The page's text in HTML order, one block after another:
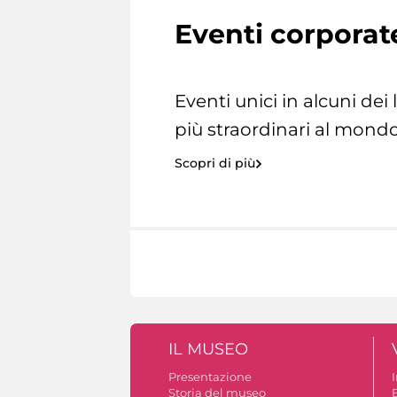
Eventi
Eventi unici in alcuni dei
più straordinari al
Scopri di più
IL MUSEO
Presentazione
Storia del museo